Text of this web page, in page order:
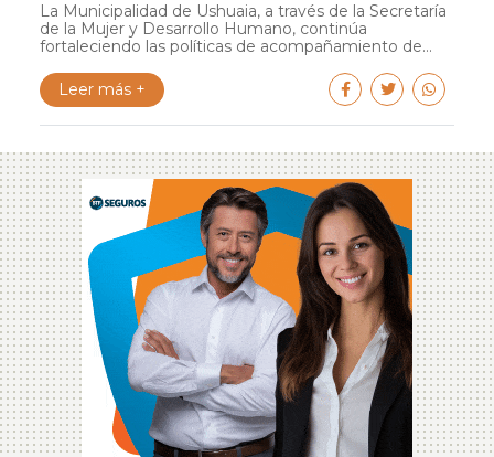
La Municipalidad de Ushuaia, a través de la Secretaría
de la Mujer y Desarrollo Humano, continúa
fortaleciendo las políticas de acompañamiento de...
Leer más +